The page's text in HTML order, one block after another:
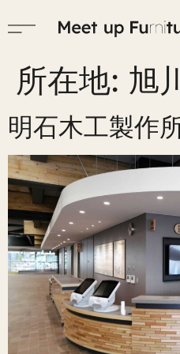
所在地: 旭
明石木工製作